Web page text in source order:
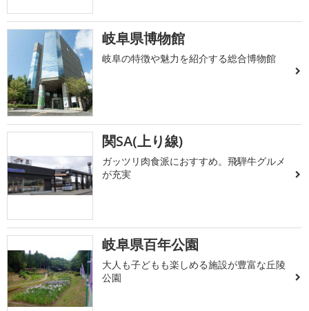
岐阜県博物館
岐阜の特徴や魅力を紹介する総合博物館
関SA(上り線)
ガッツリ肉食派におすすめ。飛騨牛グルメ
が充実
岐阜県百年公園
大人も子どもも楽しめる施設が豊富な丘陵
公園